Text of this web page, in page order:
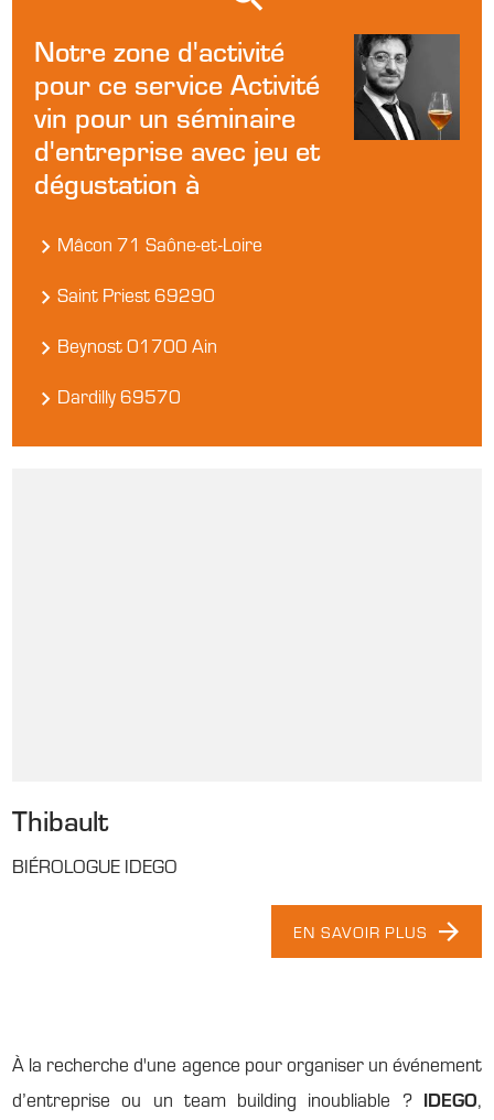
Notre zone d'activité
pour ce service Activité
vin pour un séminaire
d'entreprise avec jeu et
dégustation à
Mâcon 71 Saône-et-Loire
Saint Priest 69290
Beynost 01700 Ain
Dardilly 69570
Thibault
BIÉROLOGUE IDEGO
EN SAVOIR PLUS
À la recherche d'une agence pour organiser un événement
d’entreprise ou un team building inoubliable ? IDEGO,